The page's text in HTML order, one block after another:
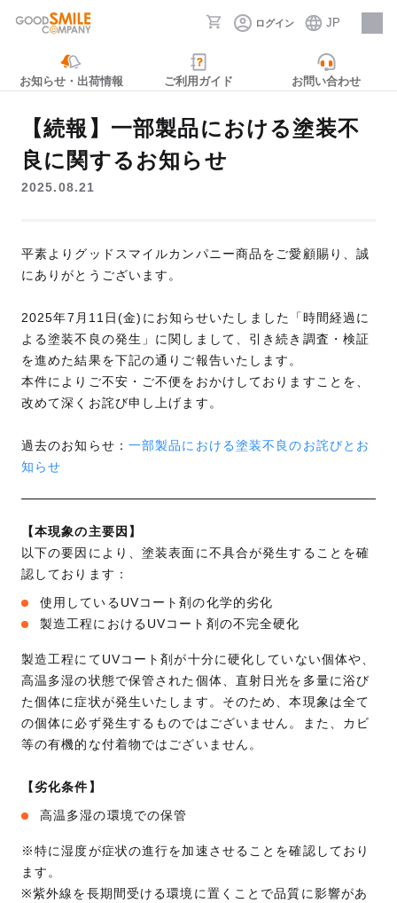
ログイン JP
採用情報
お知らせ・出荷情報 ご利用ガイド お問い合わせ
【続報】一部製品における塗装不
良に関するお知らせ
2025.08.21
平素よりグッドスマイルカンパニー商品をご愛顧賜り、誠
にありがとうございます。
2025年7月11日(金)にお知らせいたしました「時間経過に
よる塗装不良の発生」に関しまして、引き続き調査・検証
を進めた結果を下記の通りご報告いたします。
本件によりご不安・ご不便をおかけしておりますことを、
改めて深くお詫び申し上げます。
過去のお知らせ： 一部製品における塗装不良のお詫びとお
知らせ
【本現象の主要因】
以下の要因により、塗装表面に不具合が発生することを確
認しております：
使用しているUVコート剤の化学的劣化
製造工程におけるUVコート剤の不完全硬化
製造工程にてUVコート剤が十分に硬化していない個体や、
高温多湿の状態で保管された個体、直射日光を多量に浴び
た個体に症状が発生いたします。そのため、本現象は全て
の個体に必ず発生するものではございません。また、カビ
等の有機的な付着物ではございません。
【劣化条件】
高温多湿の環境での保管
※特に湿度が症状の進行を加速させることを確認しており
ます。
※紫外線を長期間受ける環境に置くことで品質に影響があ